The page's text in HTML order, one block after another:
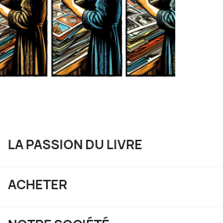
LA PASSION DU LIVRE
ACHETER